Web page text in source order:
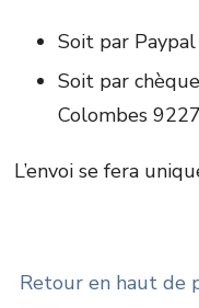
Soit par
Soit par
Colombes
L’envoi se fera
Retour en haut de